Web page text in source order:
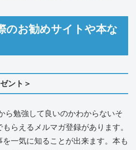
のお勧めサイトや本な
ント＞
ら勉強して良いのかわからないそ
らえるメルマガ登録があります。
を一気に知ることが出来ます。本も